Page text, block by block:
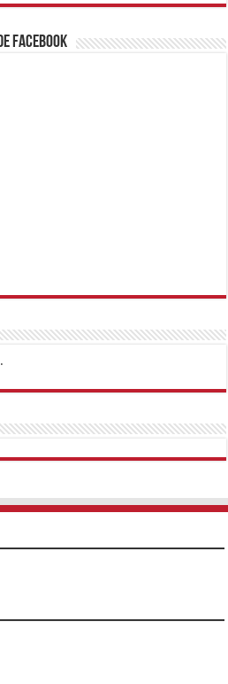
Facebook
TipobetMatadorbetMariobet